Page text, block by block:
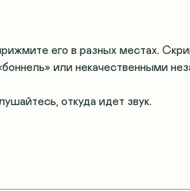
его в разных местах.
или некачественными
откуда идет звук.